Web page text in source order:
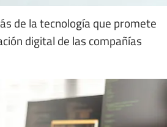
de la tecnología que promete
digital de las compañías